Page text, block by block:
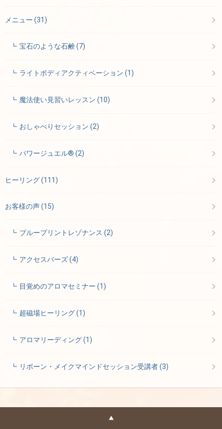
メニュー (31)
宝石のような石鹸(7)
ライトボディアクティベーション(1)
魔法使い見習いレッスン(10)
おしゃべりセッション(2)
パワージュエル®(2)
ヒーリング(111)
お客様の声(15)
ブループリントレゾナンス(2)
アクセスバーズ(4)
目覚めのアロマセミナー(1)
超磁場ヒーリング(1)
アロマリーディング(1)
リボーン・メイクマインドセッション受講者(3)